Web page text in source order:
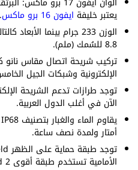
يعتبر خليفة ايفون 16 برو ماكس
.
8.8 للسُمك (ملم).
تركيب شريحة اتصال مقاس نانو
الإلكترونية وشبكات الجيل
الآن في أغلب الدول العربية.
أمتار ولمدة نصف ساعة.
الأمامية تستخدم طبقة أقوى Ceramic Shield 2.